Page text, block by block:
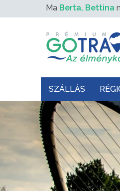
Ma Berta, Bettina
SZÁLLÁS